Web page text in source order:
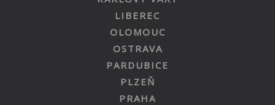
LIBEREC
OLOMOUC
OSTRAVA
PARDUBICE
PLZEŇ
PRAHA